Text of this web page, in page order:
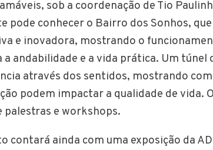
sob a coordenação de Tio
pode conhecer o Bairro dos Sonhos,
e inovadora, mostrando o
a andabilidade e a vida prática. Um túnel
através dos sentidos, mostrando
podem impactar a qualidade de vida.
palestras e workshops.
contará ainda com uma exposição da